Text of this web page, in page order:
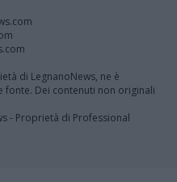
di LegnanoNews, ne è
Dei contenuti non originali
- Proprietà di Professional